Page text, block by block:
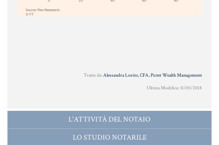
Tratto da:Alessandra Losito, CFA, Pictet Wealth Management
Ultima Modifica: 31/05/2018
L'ATTIVITÀ DEL NOTAIO
LO STUDIO NOTARILE